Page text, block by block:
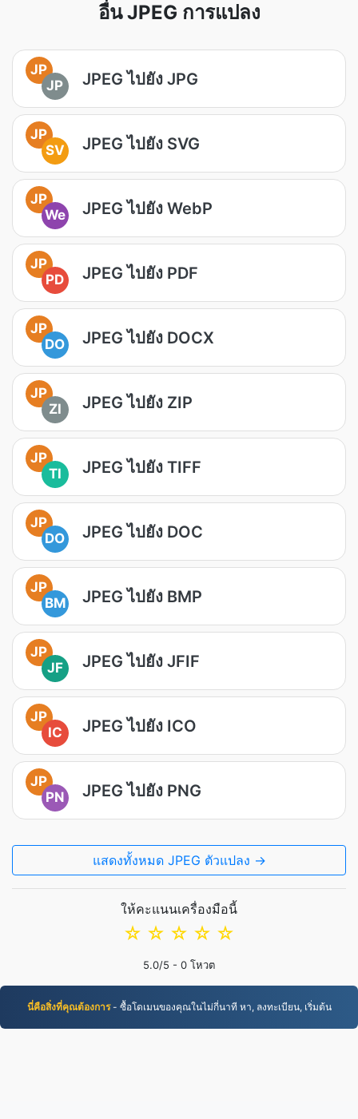
อื่น JPEG การแปลง
JP
JP
JPEG ไปยัง JPG
JP
SV
JPEG ไปยัง SVG
JP
We
JPEG ไปยัง WebP
JP
PD
JPEG ไปยัง PDF
JP
DO
JPEG ไปยัง DOCX
JP
ZI
JPEG ไปยัง ZIP
JP
TI
JPEG ไปยัง TIFF
JP
DO
JPEG ไปยัง DOC
JP
BM
JPEG ไปยัง BMP
JP
JF
JPEG ไปยัง JFIF
JP
IC
JPEG ไปยัง ICO
JP
PN
JPEG ไปยัง PNG
แสดงทั้งหมด JPEG ตัวแปลง →
ให้คะแนนเครื่องมือนี้
☆
☆
☆
☆
☆
5.0/5 - 0 โหวต
นี่คือสิ่งที่คุณต้องการ- ซื้อโดเมนของคุณในไม่กี่นาที หา, ลงทะเบียน, เริ่มต้น